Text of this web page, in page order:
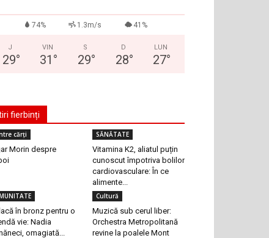
74% 1.3m/s 41%
J
29°
VIN
31 °
S
29°
D
28°
LUN
27°
fierbinți
cărți
Morin despre
SĂNĂTATE
Vitamina K2, aliatul puțin
cunoscut împotriva bolilor
cardiovasculare: În ce
alimente...
în bronz pentru o
vie: Nadia
omagiată...
Cultură
Muzică sub cerul liber:
Orchestra Metropolitană
revine la poalele Mont